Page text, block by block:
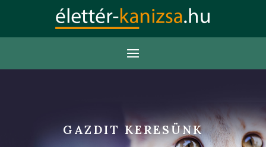
GAZDIT KERESÜNK